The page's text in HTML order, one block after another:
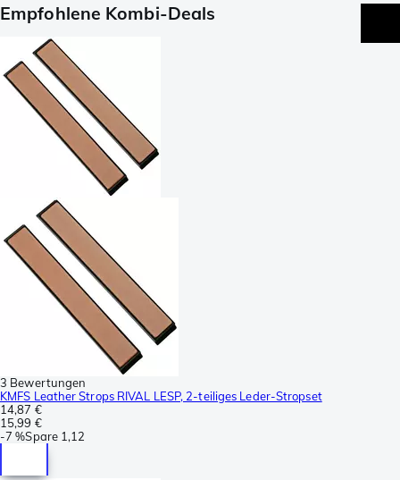
Empfohlene Kombi-Deals
3 Bewertungen
KMFS Leather Strops RIVAL LESP, 2-teiliges Leder-Stropset
14,87 €
15,99 €
-7 %Spare 1,12